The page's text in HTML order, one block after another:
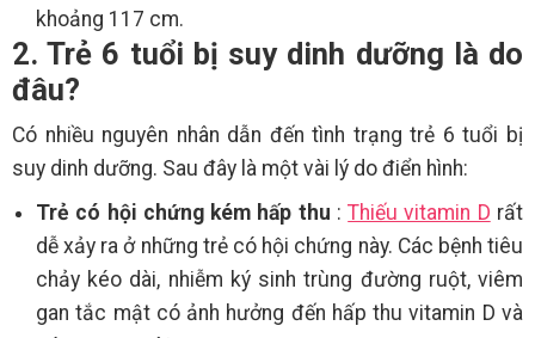
khoảng 117 cm.
2. Trẻ 6 tuổi bị suy dinh dưỡng là do
đâu?
Có nhiều nguyên nhân dẫn đến tình trạng trẻ 6 tuổi bị
suy dinh dưỡng. Sau đây là một vài lý do điển hình:
Trẻ có hội chứng kém hấp thu :Thiếu vitamin D rất
dễ xảy ra ở những trẻ có hội chứng này. Các bệnh tiêu
chảy kéo dài, nhiễm ký sinh trùng đường ruột, viêm
gan tắc mật có ảnh hưởng đến hấp thu vitamin D và